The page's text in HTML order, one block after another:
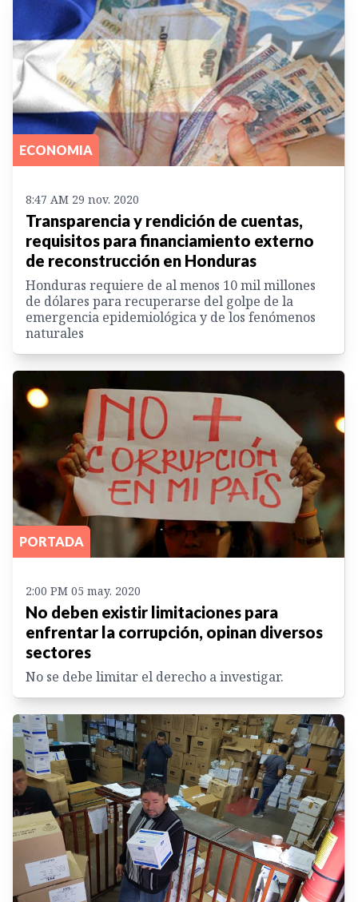
ECONOMIA
8:47 AM 29 nov. 2020
Transparencia y rendición de cuentas,
requisitos para financiamiento externo
de reconstrucción en Honduras
Honduras requiere de al menos 10 mil millones
de dólares para recuperarse del golpe de la
emergencia epidemiológica y de los fenómenos
naturales
PORTADA
2:00 PM 05 may. 2020
No deben existir limitaciones para
enfrentar la corrupción, opinan diversos
sectores
No se debe limitar el derecho a investigar.